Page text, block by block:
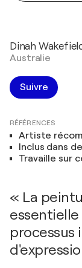
Dinah
Australie
Suivre
RÉFÉRENCES
Artiste
Inclus dans
Travaille sur
« La
essentielle